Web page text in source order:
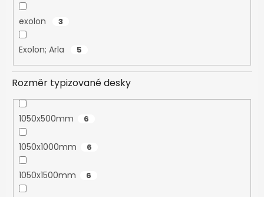
exolon 3
Exolon; Arla 5
Rozměr typizované desky
1050x500mm 6
1050x1000mm 6
1050x1500mm 6